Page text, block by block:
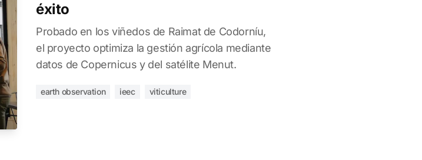
éxito
Probado en los viñedos de Raimat de Codorníu,
el proyecto optimiza la gestión agrícola mediante
datos de Copernicus y del satélite Menut.
earth observation ieec viticulture